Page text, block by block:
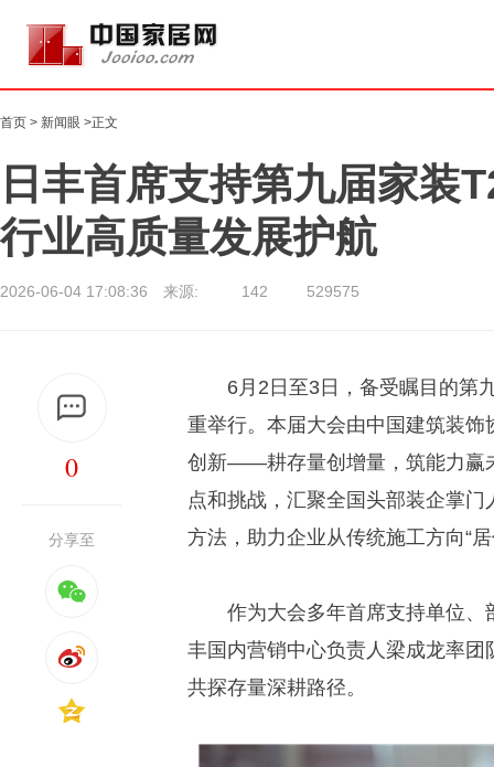
首页 > 新闻眼 >正文
日丰首席支持第九届家装
行业高质量发展护航
2026-06-04 17:08:36 来源: 142 529575
0
分享至
6月2日至3日，备受瞩目的第
重举行。本届大会由中国建筑装
创新——耕存量创增量，筑能力赢
点和挑战，汇聚全国头部装企掌
方法，助力企业从传统施工方向“
作为大会多年首席支持单位
丰国内营销中心负责人梁成龙率
共探存量深耕路径。